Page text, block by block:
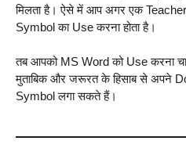
मिलता है। ऐसे में आप अगर एक
Symbol का Use करना होता है।
तब आपको MS Word को Use करना
मुताबिक और जरूरत के हिसाब से अपने
Symbol लगा सकते हैं।